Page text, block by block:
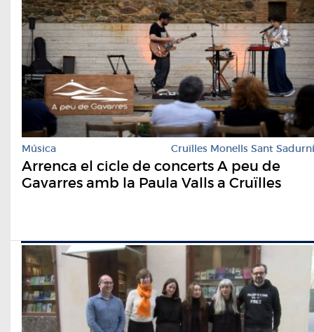
Música Cruïlles Monells Sant Sadurní
Arrenca el cicle de concerts A peu de
Gavarres amb la Paula Valls a Cruïlles